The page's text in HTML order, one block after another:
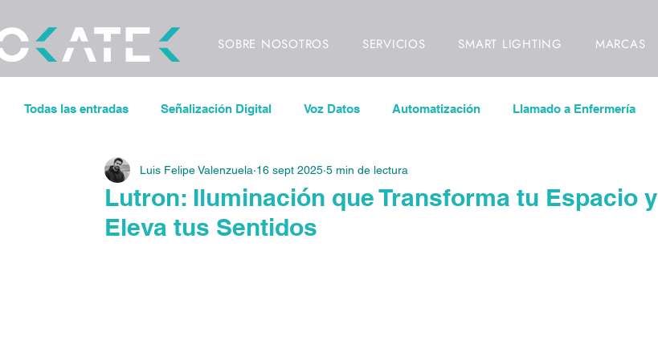
SOBRE NOSOTROS SERVICIOS SMART LIGHTING MARCAS
Todas las entradas Señalización Digital Voz Datos Automatización Llamado a Enfermería
Sonorización Control de iluminación Pantallas LED
Espacios de Trabajo Inteligentes CODECS
Lutron: Iluminación que Transforma tu Espacio y
Eleva tus Sentidos
Luis Felipe Valenzuela 16 sept 2025 5 min de lectura